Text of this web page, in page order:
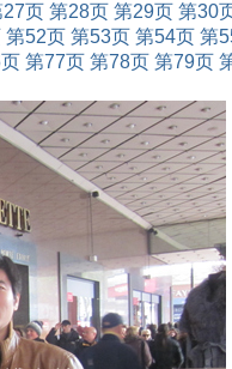
27页 第28页 第29页 第30
第52页 第53页 第54页 第
第77页 第78页 第79页